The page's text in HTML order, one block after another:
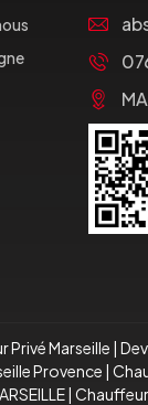
Privé Marseille |
Provence |
| Chauffeur